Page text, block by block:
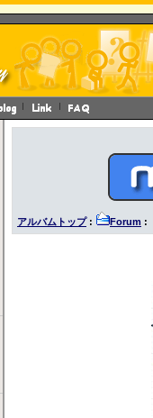
アルバムトップ: Forum :